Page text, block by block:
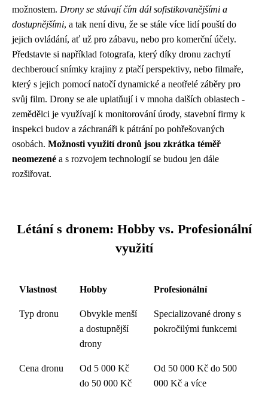
možnostem. Drony se stávají čím dál sofistikovanějšími a
dostupnějšími, a tak není divu, že se stále více lidí pouští do
jejich ovládání, ať už pro zábavu, nebo pro komerční účely.
Představte si například fotografa, který díky dronu zachytí
dechberoucí snímky krajiny z ptačí perspektivy, nebo filmaře,
který s jejich pomocí natočí dynamické a neotřelé záběry pro
svůj film. Drony se ale uplatňují i v mnoha dalších oblastech -
zemědělci je využívají k monitorování úrody, stavební firmy k
inspekci budov a záchranáři k pátrání po pohřešovaných
osobách. Možnosti využití dronů jsou zkrátka téměř
neomezené a s rozvojem technologií se budou jen dále
rozšiřovat.
Létání s dronem: Hobby vs. Profesionální
využití
Vlastnost Hobby Profesionální
Typ dronu
Obvykle menší
a dostupnější
drony
Specializované drony s
pokročilými funkcemi
Cena dronu
Od 5 000 Kč
do 50 000 Kč
Od 50 000 Kč do 500
000 Kč a více